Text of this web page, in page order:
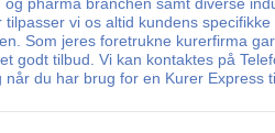
pharma branchen samt diverse
vi os altid kundens
Som jeres foretrukne kurerfirma
tilbud. Vi kan kontaktes på
du har brug for en Kurer Express